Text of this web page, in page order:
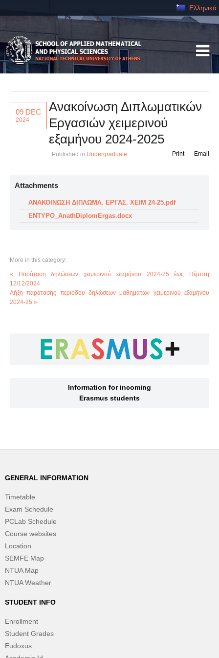
Ελληνικά
09 DEC
2024
Ανακοίνωση Διπλωματικών
Εργασιών χειμερινού
εξαμήνου 2024-2025
Published in Undergraduate Email
Print
Attachments
ΑΝΑΚΟΙΝΩΣΗ ΔΙΠΛΩΜΛ. ΕΡΓΑΣ. ΧΕΙΜ 24-25.pdf
ENTYPO_AnathDiplomErgas.docx
More in this category:
« Παράταση δηλώσεων χειμερινού εξαμήνου 2024-25 έως Πέμπτη
12/12/2024
Λήξη παράτασης περιόδου δηλώσεων μαθημάτων χειμερινού εξαμήνου
2024-25 »
Information for incoming
Erasmus students
GENERAL INFORMATION
Timetable
Exam Schedule
PCLab Schedule
Course websites
Location
SEMFE Map
NTUA Map
NTUA Weather
STUDENT INFO
Enrollment
Student Grades
Eudoxus